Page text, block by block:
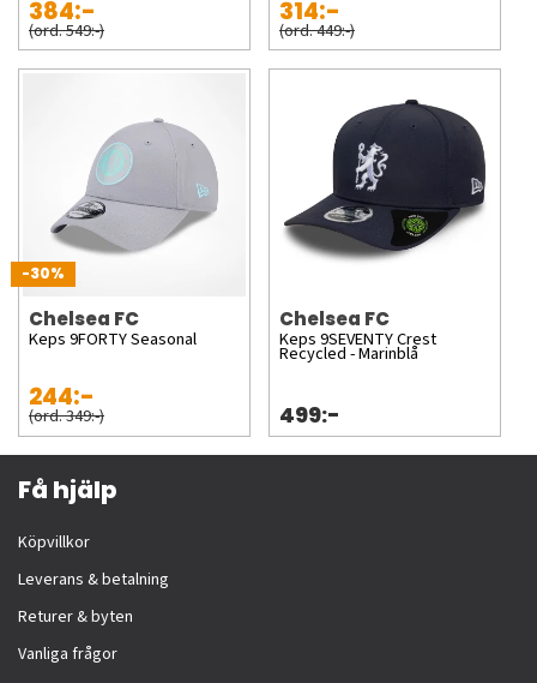
384:-
(ord. 549:-)
314:-
(ord. 449:-)
-30%
Chelsea FC
Keps 9FORTY Seasonal
244:-
(ord. 349:-)
Chelsea FC
Keps 9SEVENTY Crest
Recycled - Marinblå
499:-
Få hjälp
Köpvillkor
Leverans & betalning
Returer & byten
Vanliga frågor